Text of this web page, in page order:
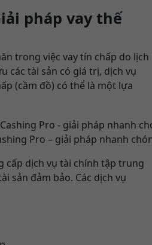
pháp vay thế
trong việc vay tín chấp do lịch
các tài sản có giá trị, dịch vụ
(cầm đồ) có thể là một lựa
Pro – giải pháp nhanh
cấp dịch vụ tài chính tập trung
sản đảm bảo. Các dịch vụ